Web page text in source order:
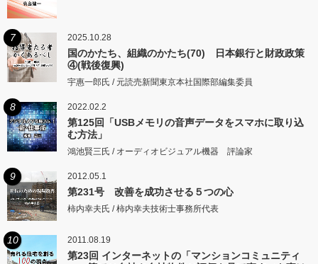
7 2025.10.28
国のかたち、組織のかたち(70) 日本銀行と財政政策
④(戦後復興)
宇惠一郎氏 / 元読売新聞東京本社国際部編集委員
8 2022.02.2
第125回「USBメモリの音声データをスマホに取り込
む方法」
鴻池賢三氏 / オーディオビジュアル機器 評論家
9 2012.05.1
第231号 改善を成功させる５つの心
柿内幸夫氏 / 柿内幸夫技術士事務所代表
10 2011.08.19
第23回 インターネットの「マンションコミュニティ